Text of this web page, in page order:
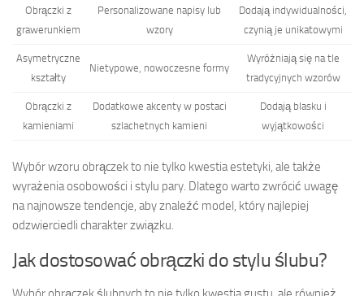
Obrączki z
grawerunkiem
Personalizowane napisy lub
wzory
Dodają indywidualności,
czynią je unikatowymi
Asymetryczne
kształty
Nietypowe, nowoczesne formy
Wyróżniają się na tle
tradycyjnych wzorów
Obrączki z
kamieniami
Dodatkowe akcenty w postaci
szlachetnych kamieni
Dodają blasku i
wyjątkowości
Wybór wzoru obrączek to nie tylko kwestia estetyki, ale także
wyrażenia osobowości i stylu pary. Dlatego warto zwrócić uwagę
na najnowsze tendencje, aby znaleźć model, który najlepiej
odzwierciedli charakter związku.
Jak dostosować obrączki do stylu ślubu?